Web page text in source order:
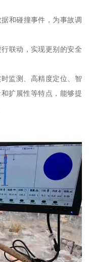
和碰撞事件，为事故调
联动，实现更别的安全
监测、高精度定位、智
扩展性等特点，能够提